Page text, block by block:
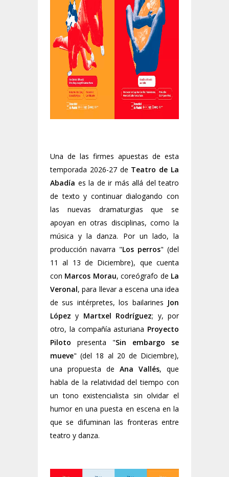
Una de las firmes apuestas de esta
temporada 2026-27 de Teatro de La
Abadía es la de ir más allá del teatro
de texto y continuar dialogando con
las nuevas dramaturgias que se
apoyan en otras disciplinas, como la
música y la danza. Por un lado, la
producción navarra "Los perros" (del
11 al 13 de Diciembre), que cuenta
con Marcos Morau, coreógrafo de La
Veronal, para llevar a escena una idea
de sus intérpretes, los bailarines Jon
López y Martxel Rodríguez; y, por
otro, la compañía asturiana Proyecto
Piloto presenta "Sin embargo se
mueve" (del 18 al 20 de Diciembre),
una propuesta de Ana Vallés, que
habla de la relatividad del tiempo con
un tono existencialista sin olvidar el
humor en una puesta en escena en la
que se difuminan las fronteras entre
teatro y danza.